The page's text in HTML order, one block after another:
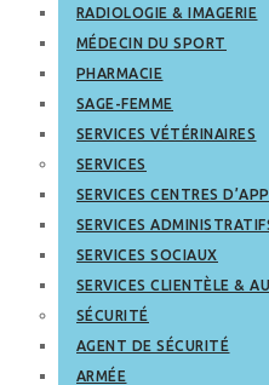
RADIOLOGIE & IMAGERIE
MÉDECIN DU SPORT
PHARMACIE
SAGE-FEMME
SERVICES VÉTÉRINAIRES
SERVICES
SERVICES CENTRES
SERVICES
SERVICES SOCIAUX
SERVICES CLIENTÈLE &
SÉCURITÉ
AGENT DE SÉCURITÉ
ARMÉE